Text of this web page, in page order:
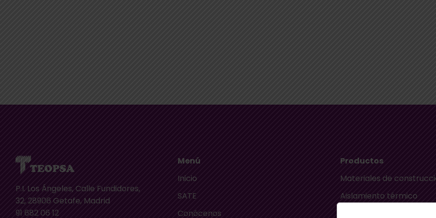
P.I. Los Ángeles, Calle Fundidores,
32, 28906 Getafe, Madrid
91 682 06 12
Menú
Inicio
SATE
Conócenos
Productos
Materiales de
Aislamiento térmico